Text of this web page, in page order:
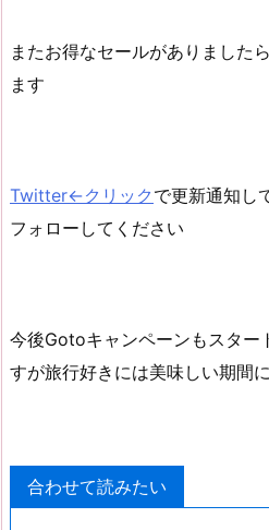
またお得なセールがありました
ます
Twitter←クリック で更新通知し
フォローしてください
今後Gotoキャンペーンもスター
すが旅行好きには美味しい期間
合わせて読みたい